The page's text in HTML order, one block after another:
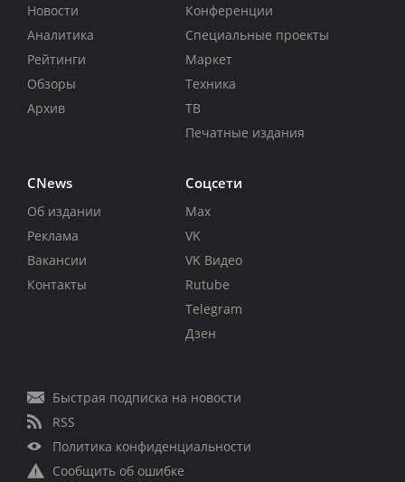
Новости
Аналитика
Рейтинги
Обзоры
Архив
Конференции
Специальные проекты
Маркет
Техника
ТВ
Печатные издания
CNews
Об издании
Реклама
Вакансии
Контакты
Соцсети
Max
VK
VK Видео
Rutube
Telegram
Дзен
Быстрая подписка на новости
RSS
Политика конфиденциальности
Сообщить об ошибке